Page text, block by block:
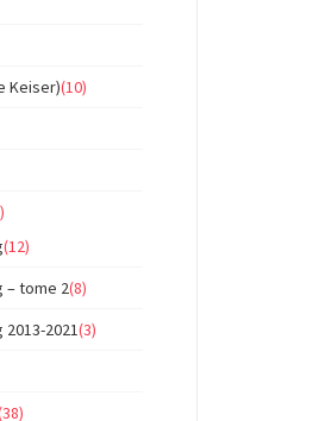
Keiser)(10)
(12)
– tome 2(8)
2021(3)